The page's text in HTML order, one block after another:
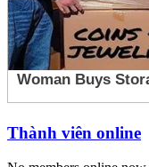
Thành viên online